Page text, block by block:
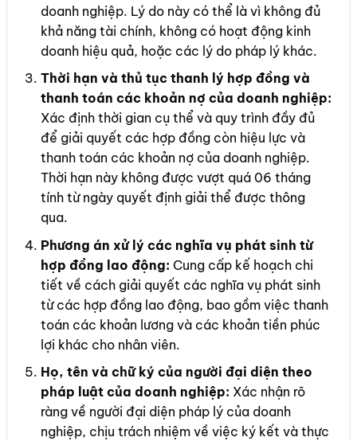
doanh nghiệp. Lý do này có thể là vì không đủ
khả năng tài chính, không có hoạt động kinh
doanh hiệu quả, hoặc các lý do pháp lý khác.
Thời hạn và thủ tục thanh lý hợp đồng và
thanh toán các khoản nợ của doanh nghiệp:
Xác định thời gian cụ thể và quy trình đầy đủ
để giải quyết các hợp đồng còn hiệu lực và
thanh toán các khoản nợ của doanh nghiệp.
Thời hạn này không được vượt quá 06 tháng
tính từ ngày quyết định giải thể được thông
qua.
Phương án xử lý các nghĩa vụ phát sinh từ
hợp đồng lao động: Cung cấp kế hoạch chi
tiết về cách giải quyết các nghĩa vụ phát sinh
từ các hợp đồng lao động, bao gồm việc thanh
toán các khoản lương và các khoản tiền phúc
lợi khác cho nhân viên.
Họ, tên và chữ ký của người đại diện theo
pháp luật của doanh nghiệp: Xác nhận rõ
ràng về người đại diện pháp lý của doanh
nghiệp, chịu trách nhiệm về việc ký kết và thực